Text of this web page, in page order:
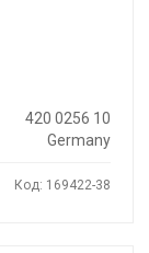
420 0256 10
Germany
Код: 169422-38